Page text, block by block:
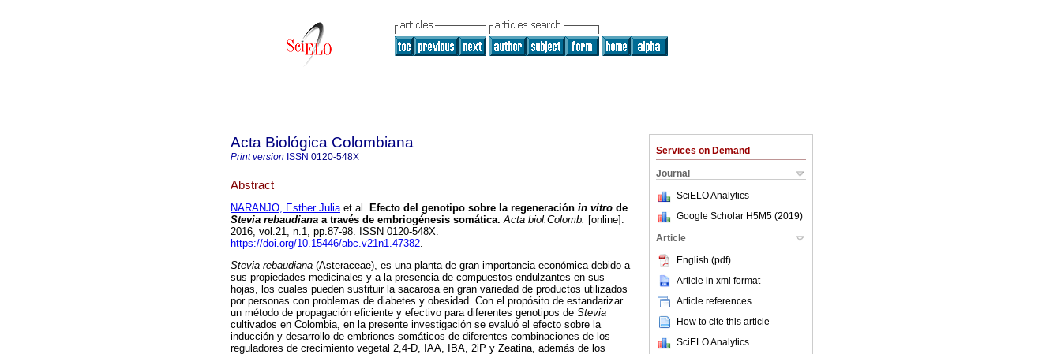
Services on Demand
Journal
SciELO Analytics
Google Scholar H5M5 (2019)
Article
English (pdf)
Article in xml format
Article references
How to cite this article
SciELO Analytics
Acta Biológica Colombiana
Print version ISSN 0120-548X
Abstract
NARANJO, Esther Juliaet al. Efecto del genotipo sobre la regeneración in vitro de
Stevia rebaudiana a través de embriogénesis somática. Acta biol.Colomb. [online].
2016, vol.21, n.1, pp.87-98. ISSN 0120-548X.
https://doi.org/10.15446/abc.v21n1.47382.
Stevia rebaudiana (Asteraceae), es una planta de gran importancia económica debido a
sus propiedades medicinales y a la presencia de compuestos endulzantes en sus
hojas, los cuales pueden sustituir la sacarosa en gran variedad de productos utilizados
por personas con problemas de diabetes y obesidad. Con el propósito de estandarizar
un método de propagación eficiente y efectivo para diferentes genotipos de Stevia
cultivados en Colombia, en la presente investigación se evaluó el efecto sobre la
inducción y desarrollo de embriones somáticos de diferentes combinaciones de los
reguladores de crecimiento vegetal 2,4-D, IAA, IBA, 2iP y Zeatina, además de los